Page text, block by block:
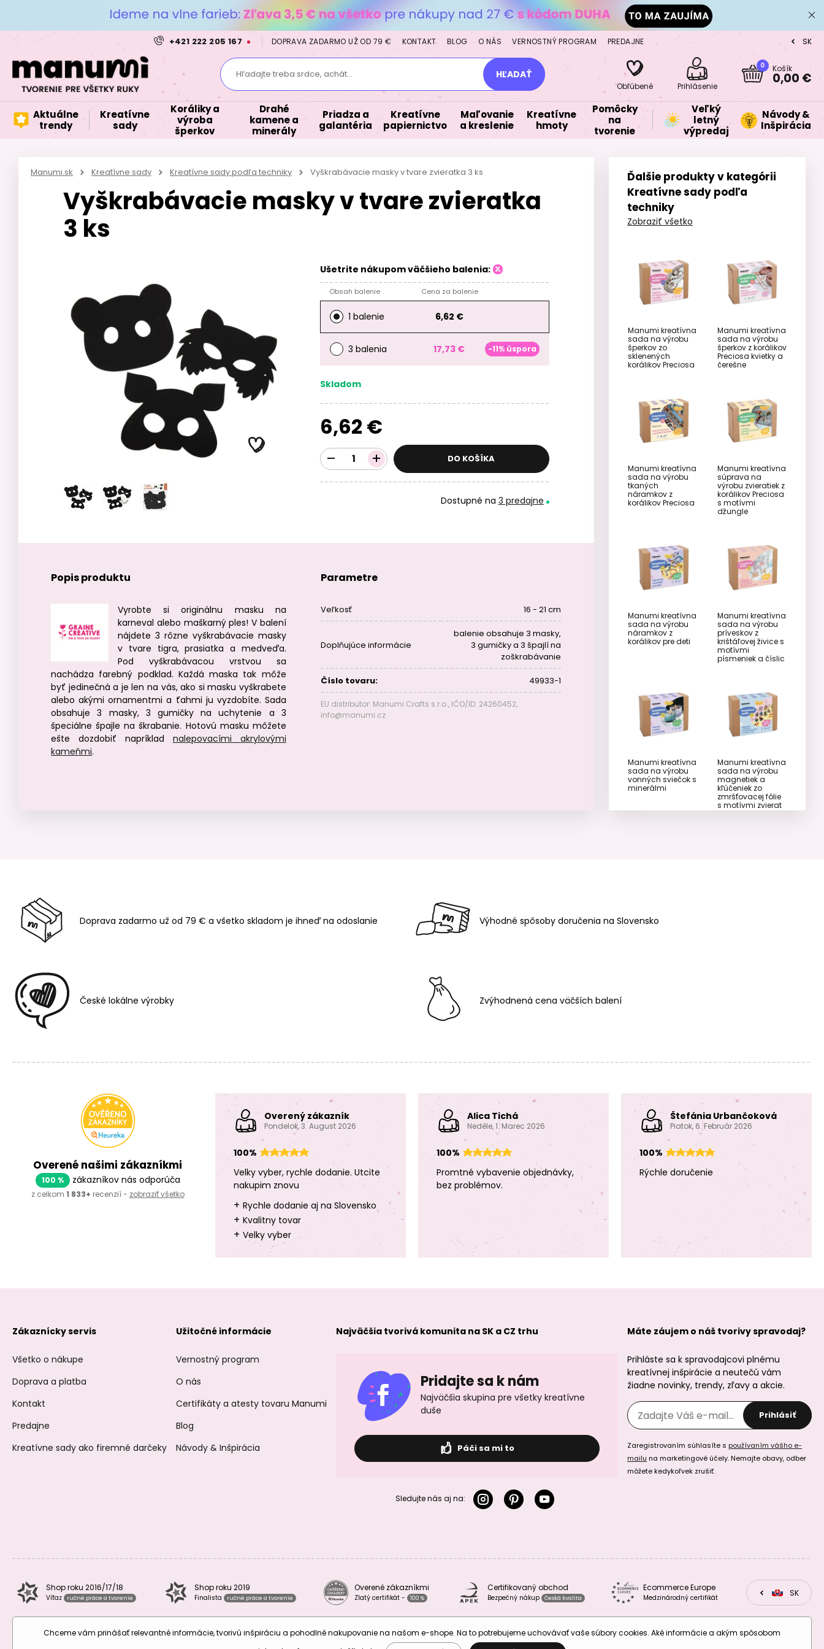
+421 222 205 167 DOPRAVA ZADARMO UŽ OD 79 € KONTAKT BLOG O NÁS VERNOSTNÝ PROGRAM PREDAJNE CZ
SK
Hľadajte treba srdce, achát... HĽADAŤ
Obľúbené Prihlásenie
0 Košík
0,00 €
Aktuálne
trendy
Kreatívne
sady
Koráliky a
výroba
šperkov
Drahé
kamene a
minerály
Priadza a
galantéria
Kreatívne
papiernictvo
Maľovanie
a kreslenie
Kreatívne
hmoty
Pomôcky
na
tvorenie
Veľký
letný
výpredaj
Návody &
Inšpirácia
Manumi.sk Kreatívne sady Kreatívne sady podľa techniky Vyškrabávacie masky v tvare zvieratka 3 ks
Vyškrabávacie masky v tvare zvieratka
3 ks
Ušetrite nákupom väčšieho balenia:
Obsah balenie Cena za balenie
1 balenie 6,62 €
3 balenia 17,73 € -11% úspora
Skladom
6,62 €
DO KOŠÍKA
Dostupné na 3 predajne
Popis produktu
Vyrobte si originálnu masku na
karneval alebo maškarný ples! V balení
nájdete 3 rôzne vyškrabávacie masky
v tvare tigra, prasiatka a medveďa.
Pod vyškrabávacou vrstvou sa
nachádza farebný podklad. Každá maska tak môže
byť jedinečná a je len na vás, ako si masku vyškrabete
alebo akými ornamentmi a ťahmi ju vyzdobíte. Sada
obsahuje 3 masky, 3 gumičky na uchytenie a 3
špeciálne špajle na škrabanie. Hotovú masku môžete
ešte dozdobiť napríklad nalepovacími akrylovými
kameňmi.
Parametre
Veľkosť 16 - 21 cm
Doplňujúce informácie
balenie obsahuje 3 masky,
3 gumičky a 3 špajlí na
zoškrabávanie
Číslo tovaru: 49933-1
EU distributor: Manumi Crafts s.r.o., IČO/ID: 24260452,
info@manumi.cz
Ďalšie produkty v kategórii
Kreatívne sady podľa
techniky
Zobraziť všetko
Manumi kreatívna
sada na výrobu
šperkov zo
sklenených
korálikov Preciosa
Manumi kreatívna
sada na výrobu
šperkov z korálikov
Preciosa kvietky a
čerešne
Manumi kreatívna
sada na výrobu
tkaných
náramkov z
korálikov Preciosa
Manumi kreatívna
súprava na
výrobu zvieratiek z
korálikov Preciosa
s motívmi
džungle
Manumi kreatívna
sada na výrobu
náramkov z
korálikov pre deti
Manumi kreatívna
sada na výrobu
príveskov z
krištáľovej živice s
motívmi
písmeniek a číslic
Manumi kreatívna
sada na výrobu
vonných sviečok s
minerálmi
Manumi kreatívna
sada na výrobu
magnetiek a
kľúčeniek zo
zmršťovacej fólie
s motívmi zvierat
z džungle
Manumi kreatívna
sada na
háčkovanie
háčkovanie
Manumi kreatívna
háčkovanie pán
Manumi kreatívna
sada na
háčkovanie pán
slečna Králíčková
slečna
Manumi kreatívna
sada na
háčkovanú
kabelku na mobil
Manumi kreatívna
sada na
háčkovanú
Manumi kreatívna
sada na výrobu
náramkov z
znamenia
Manumi kreatívna
sada pre deti na
výrobu mydiel s
motívmi
Doprava zadarmo už od 79 € a všetko skladom je ihneď na odoslanie Výhodné spôsoby doručenia na Slovensko
České lokálne výrobky Zvýhodnená cena väčších balení
Overené našimi zákazníkmi
100 % zákazníkov nás odporúča
z celkom 1 833+ recenzií - zobraziť všetko
Overený zákazník
Pondelok, 3. August 2026
100%
Velky vyber, rychle dodanie. Utcite
nakupim znovu
+ Rychle dodanie aj na Slovensko
+ Kvalitny tovar
+ Velky vyber
Alica Tichá
Neděle, 1. Marec 2026
100%
Promtné vybavenie objednávky,
bez problémov.
Štefánia Urbančoková
Piatok, 6. Február 2026
100%
Rýchle doručenie
Zákaznícky servis
Všetko o nákupe
Doprava a platba
Kontakt
Predajne
Kreatívne sady ako firemné darčeky
Užitočné informácie
Vernostný program
O nás
Certifikáty a atesty tovaru Manumi
Blog
Návody & Inšpirácia
Najväčšia tvorivá komunita na SK a CZ trhu
Pridajte sa k nám
Najväčšia skupina pre všetky kreatívne
duše
Páči sa mi to
Sledujte nás aj na:
Máte záujem o náš tvorivy spravodaj?
Prihláste sa k spravodajcovi plnému
kreatívnej inšpirácie a neutečú vám
žiadne novinky, trendy, zľavy a akcie.
Prihlásiť
Zaregistrovaním súhlasíte s používaním vášho e-
mailu na marketingové účely. Nemajte obavy, odber
môžete kedykoľvek zrušiť.
Shop roku 2016/17/18
Víťaz ručné práce a tvorenie
Shop roku 2019
Finalista ručné práce a tvorenie
Overené zákazníkmi
Zlatý certifikát - 100 %
Certifikovaný obchod
Bezpečný nákup Česká kvalita
Ecommerce Europe
Medzinárodný certifikát CZSK
Chceme vám prinášať relevantné informácie, tvorivú inšpiráciu a pohodlné nakupovanie na našom e-shope. Na to potrebujeme uchovávať vaše súbory cookies. Aké informácie a akým spôsobom